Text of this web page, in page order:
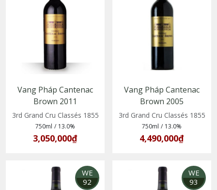
Vang Pháp Cantenac
Brown 2011
3rd Grand Cru Classés 1855
750ml / 13.0%
3,050,000₫
Vang Pháp Cantenac
Brown 2005
3rd Grand Cru Classés 1855
750ml / 13.0%
4,490,000₫
WE
92
WE
93